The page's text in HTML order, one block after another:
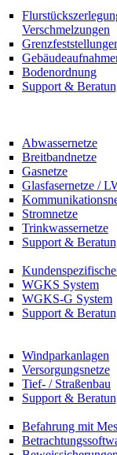
Verschmelzungen
Bodenordnung
Support &
Abwassernetze
Breitbandnetze
Gasnetze
Glasfasernetze /
Stromnetze
Trinkwassernetze
Support &
WGKS System
WGKS-G System
Support &
Windparkanlagen
Versorgungsnetze
Tief- / Straßenbau
Support &
Befahrung mit